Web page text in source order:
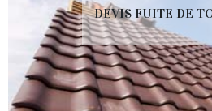
DEVIS FUITE DE